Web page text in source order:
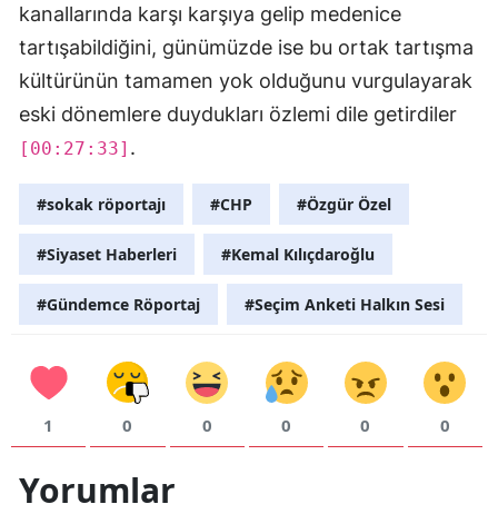
kanallarında karşı karşıya gelip medenice
tartışabildiğini, günümüzde ise bu ortak tartışma
kültürünün tamamen yok olduğunu vurgulayarak
eski dönemlere duydukları özlemi dile getirdiler
[00:27:33] .
#sokak röportajı #CHP #Özgür Özel
#Siyaset Haberleri #Kemal Kılıçdaroğlu
#Gündemce Röportaj #Seçim Anketi Halkın Sesi
1 0 0 0 0 0
Yorumlar